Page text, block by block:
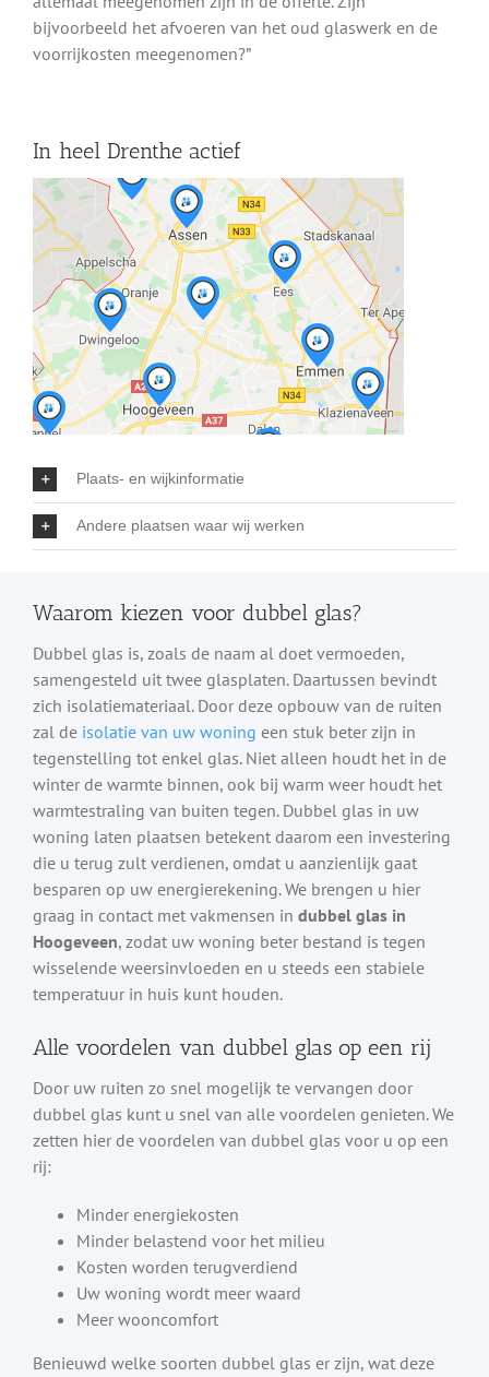
bijvoorbeeld het afvoeren van het oud glaswerk en de
voorrijkosten meegenomen?”
In heel Drenthe actief
Plaats- en wijkinformatie
Andere plaatsen waar wij werken
Waarom kiezen voor dubbel glas?
Dubbel glas is, zoals de naam al doet vermoeden,
samengesteld uit twee glasplaten. Daartussen bevindt
zich isolatiemateriaal. Door deze opbouw van de ruiten
zal de isolatie van uw woning een stuk beter zijn in
tegenstelling tot enkel glas. Niet alleen houdt het in de
winter de warmte binnen, ook bij warm weer houdt het
warmtestraling van buiten tegen. Dubbel glas in uw
woning laten plaatsen betekent daarom een investering
die u terug zult verdienen, omdat u aanzienlijk gaat
besparen op uw energierekening. We brengen u hier
graag in contact met vakmensen in dubbel glas in
Hoogeveen, zodat uw woning beter bestand is tegen
wisselende weersinvloeden en u steeds een stabiele
temperatuur in huis kunt houden.
Alle voordelen van dubbel glas op een rij
Door uw ruiten zo snel mogelijk te vervangen door
dubbel glas kunt u snel van alle voordelen genieten. We
zetten hier de voordelen van dubbel glas voor u op een
rij:
Minder energiekosten
Minder belastend voor het milieu
Kosten worden terugverdiend
Uw woning wordt meer waard
Meer wooncomfort
Benieuwd welke soorten dubbel glas er zijn, wat deze